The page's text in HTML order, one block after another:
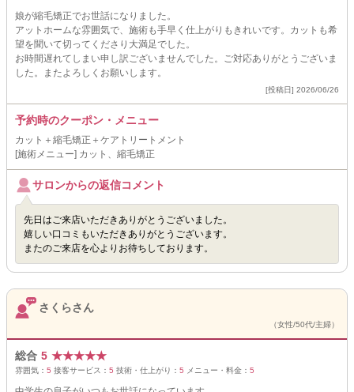
娘が縮毛矯正でお世話になりました。
アットホームな雰囲気で、施術も手早く仕上がりもきれいです。カットも希
望を聞いて切ってくださり大満足でした。
お時間遅れてしまい申し訳ございませんでした。ご対応ありがとうございま
した。またよろしくお願いします。
[投稿日] 2026/06/26
予約時のクーポン・メニュー
カット＋縮毛矯正＋ケアトリートメント
[施術メニュー] カット、縮毛矯正
サロンからの返信コメント
先日はご来店いただきありがとうございました。
嬉しい口コミもいただきありがとうございます。
またのご来店を心よりお待ちしております。
さくらさん
（女性/50代/主婦）
総合 5 ★★★★★
雰囲気： 5 接客サービス： 5 技術・仕上がり： 5 メニュー・料金： 5